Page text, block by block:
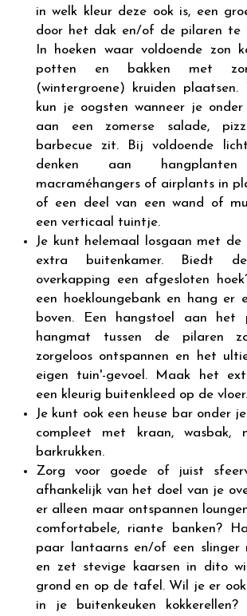
in welk kleur deze ook is, een
door het dak en/of de pilaren te
In hoeken waar voldoende zon
potten en bakken met
(wintergroene) kruiden
kun je oogsten wanneer je
aan een zomerse salade,
barbecue zit. Bij voldoende
denken aan
macraméhangers of airplants in
of een deel van een wand of
een verticaal tuintje.
Je kunt helemaal losgaan met
extra buitenkamer. Biedt
overkapping een afgesloten
een hoekloungebank en hang er
boven. Een hangstoel aan het
hangmat tussen de pilaren
zorgeloos ontspannen en het
eigen tuin'-gevoel. Maak het
een kleurig buitenkleed op de vloer.
Je kunt ook een heuse bar onder
compleet met kraan, wasbak,
barkrukken.
Zorg voor goede of juist
afhankelijk van het doel van je
er alleen maar ontspannen
comfortabele, riante banken?
paar lantaarns en/of een slinger
en zet stevige kaarsen in dito
grond en op de tafel. Wil je er
in je buitenkeuken